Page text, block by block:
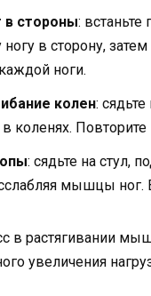
в стороны:
в сторону,
ноги.
колен:
в коленях. Повторите
: сядьте на стул,
мышцы
в растягивании
увеличения